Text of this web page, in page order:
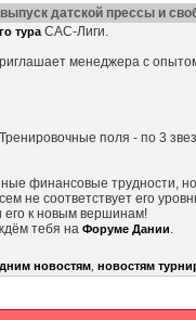
датской прессы и
тураСАС-Лиги.
менеджера с
поля - по 3
финансовые трудности,
не соответствует его
его к новым вершинам!
тебя на Форуме Дании.
новостям новостям